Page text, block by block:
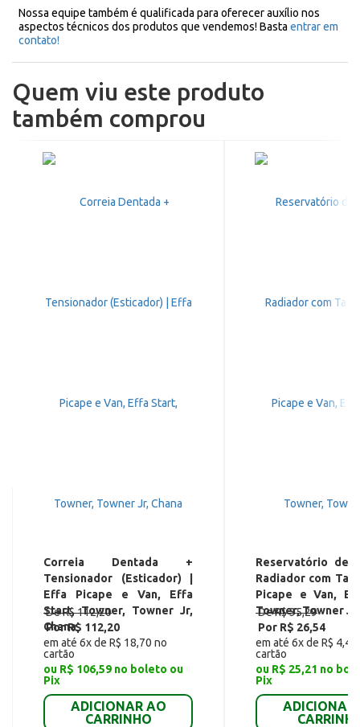
Nossa equipe também é qualificada para oferecer auxílio nos
aspectos técnicos dos produtos que vendemos! Basta entrar em
contato!
Quem viu este produto
também comprou
Correia Dentada +
Tensionador (Esticador) |
Effa Picape e Van, Effa
Start, Towner, Towner Jr,
Chana
De R$ 112,20
Por R$ 112,20
em até 6x de R$ 18,70 no
cartão
ou R$ 106,59 no boleto ou
Pix
ADICIONAR AO
CARRINHO
Reservatório de
Radiador com
Picape e Van,
Towner, Towner Jr
De R$ 35,29
Por R$ 26,54
em até 6x de R$
cartão
ou R$ 25,21 no
Pix
ADICIONAR